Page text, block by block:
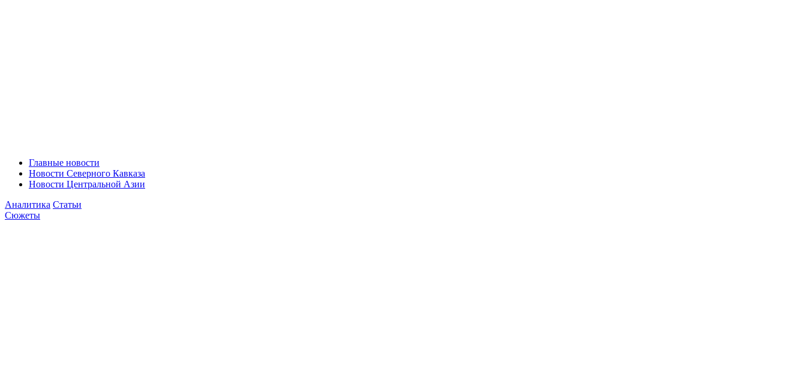
Главные новости
Новости Северного Кавказа
Новости Центральной Азии
Аналитика Статьи
Сюжеты